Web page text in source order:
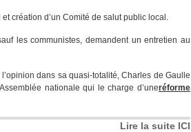
création d’un Comité de salut public local.
les communistes, demandent un entretien au
dans sa quasi-totalité, Charles de Gaulle
nationale qui le charge d’uneréforme
Lire la suite ICI